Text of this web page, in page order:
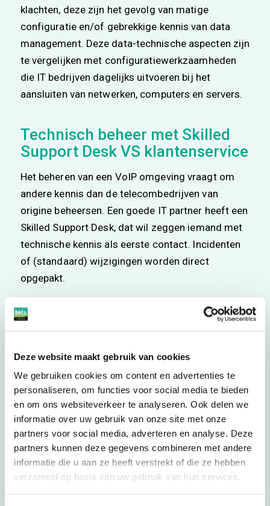
Deze website maakt gebruik van cookies
We gebruiken cookies om content en advertenties te
personaliseren, om functies voor social media te bieden
en om ons websiteverkeer te analyseren. Ook delen we
informatie over uw gebruik van onze site met onze
partners voor social media, adverteren en analyse. Deze
partners kunnen deze gegevens combineren met andere
informatie die u aan ze heeft verstrekt of die ze hebben
verzameld op basis van uw gebruik van hun services.
klachten, deze zijn het gevolg van matige
configuratie en/of gebrekkige kennis van data
management. Deze data-technische aspecten zijn
te vergelijken met configuratiewerkzaamheden
die IT bedrijven dagelijks uitvoeren bij het
aansluiten van netwerken, computers en servers.
Technisch beheer met Skilled
Support Desk VS klantenservice
Het beheren van een VoIP omgeving vraagt om
andere kennis dan de telecombedrijven van
origine beheersen. Een goede IT partner heeft een
Skilled Support Desk, dat wil zeggen iemand met
technische kennis als eerste contact. Incidenten
of (standaard) wijzigingen worden direct
opgepakt.
Toekomst gericht maatwerk
het werkproces daaromheen perfect te
organiseren. Het ondersteunt het bedrijfsproces
door een veelvoud aan opties en functies. In deze
gevallen spreekt men eigenlijk over een Unified
Communicatie (UC) oplossing. Deze term duidt
aan dat er meerdere communicatiemiddelen
zoals; interne chat, bellen, video bellen, etc.
gezamenlijk gemanaged worden door één
datacentrale. De UC oplossing blijft zich constant